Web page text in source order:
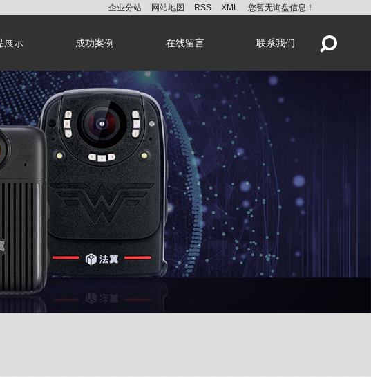
企业分站 网站地图 RSS XML 您暂无询盘信息！
展示 成功案例 在线留言 联系我们